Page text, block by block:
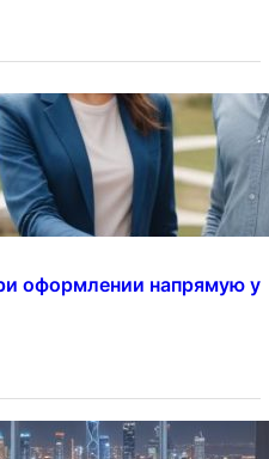
оформлении напрямую у